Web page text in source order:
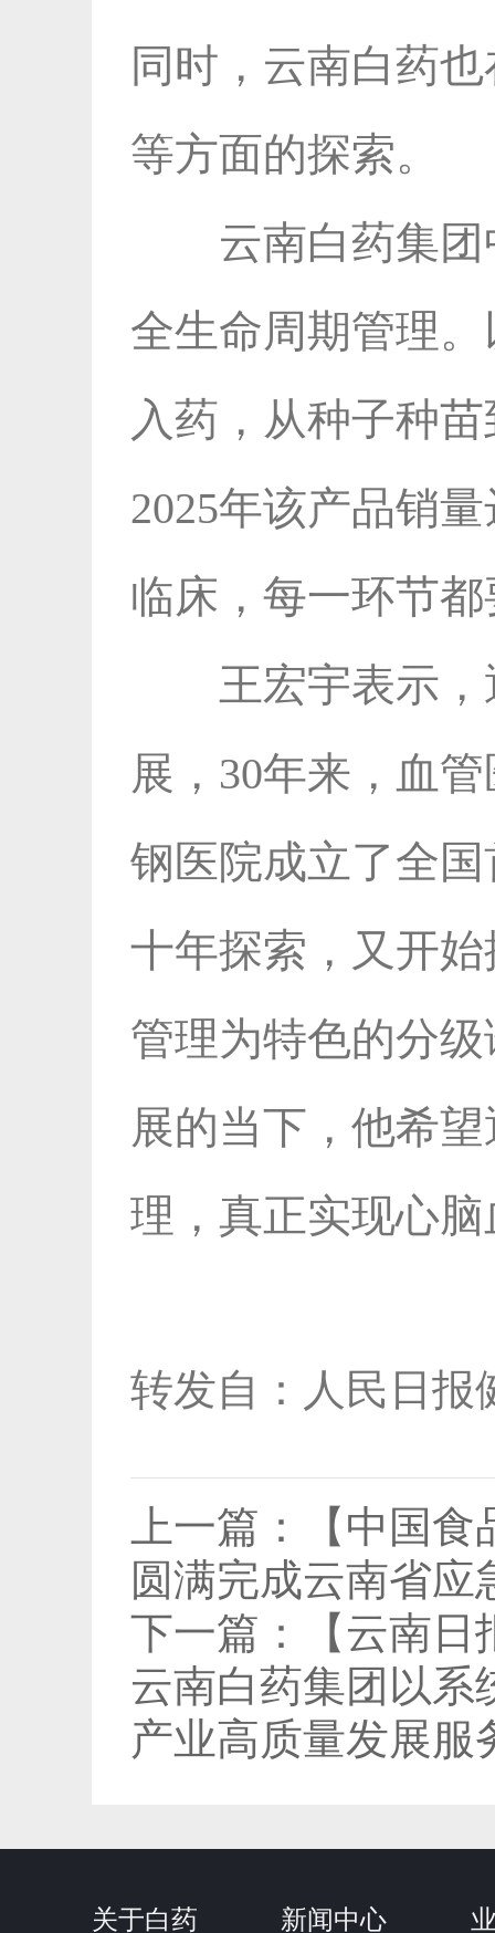
同时，云南白药
等方面的探索。
云南白药集
全生命周期管理
入药，从种子种
2025年该产品销
临床，每一环节
王宏宇表示，
展，30年来，血
钢医院成立了全
十年探索，又开
管理为特色的分
展的当下，他希
理，真正实现心
转发自：人民日报
上一篇：
【中国
圆满完成云南省
下一篇：
【云南
云南白药集团以
产业高质量发展服
关于白药 新闻中心